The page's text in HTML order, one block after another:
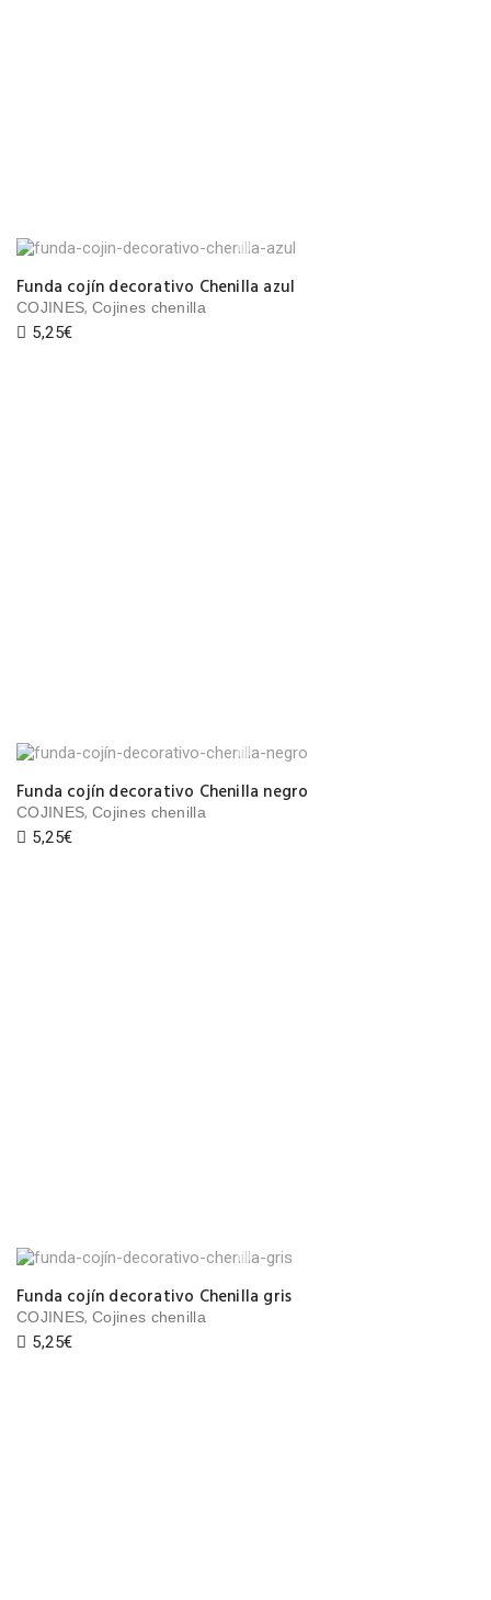
Funda cojín decorativo Chenilla azul
COJINES,Cojines chenilla
5,25€
Funda cojín decorativo Chenilla negro
COJINES,Cojines chenilla
5,25€
Funda cojín decorativo Chenilla gris
COJINES,Cojines chenilla
5,25€